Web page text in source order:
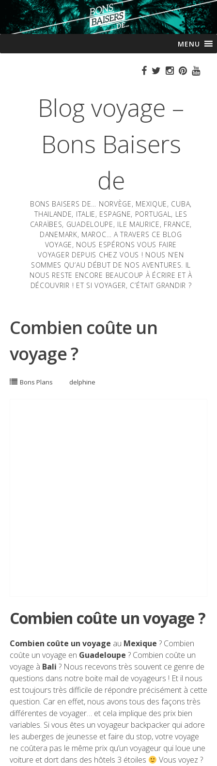
au
MENU
Blog voyage –
Bons Baisers
de
BONS BAISERS DE… NORVÈGE, MEXIQUE, CUBA,
THAILANDE, ITALIE, ESPAGNE, PORTUGAL, LES
CARAÏBES, GUADELOUPE, ILE MAURICE, FRANCE,
DANEMARK, MAROC… A TRAVERS CE BLOG
VOYAGE, NOUS ESPÉRONS VOUS FAIRE
VOYAGER DEPUIS CHEZ VOUS ! NOUS N’EN
SOMMES QU’AU DÉBUT DE NOS AVENTURES. IL
NOUS RESTE ENCORE BEAUCOUP À ÉCRIRE ET À
DÉCOUVRIR ! ET SI VOYAGER, C’ÉTAIT GRANDIR ?
Combien coûte un
voyage ?
Bons Plans delphine
Combien coûte un voyage ?
Combien coûte un voyage au Mexique ? Combien
coûte un voyage en Guadeloupe ? Combien coûte un
voyage à Bali ? Nous recevons très souvent ce genre de
questions dans notre boite mail de voyageurs ! Et il nous
est toujours très difficile de répondre précisément à cette
question. Car en effet, nous avons tous des façons très
différentes de voyager… et cela implique des prix bien
variables. Si vous êtes un voyageur backpacker qui adore
les auberges de jeunesse et faire du stop, votre voyage
ne coûtera pas le même prix qu’un voyageur qui loue une
voiture et dort dans des hôtels 3 étoiles
Vous voyez ?